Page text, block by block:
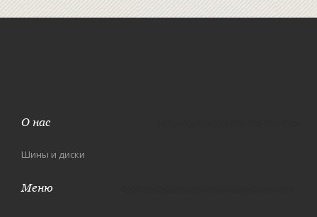
О нас
Шины и диски
Меню